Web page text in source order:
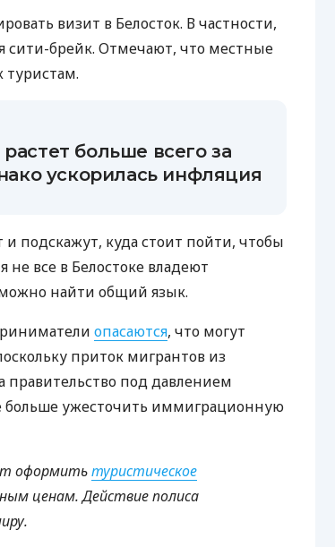
визит в Белосток. В частности,
сити-брейк. Отмечают, что местные
больше всего за
ускорилась инфляция
и подскажут, куда стоит пойти, чтобы
не все в Белостоке владеют
найти общий язык.
опасаются, что могут
приток мигрантов из
под давлением
ужесточить иммиграционную
оформитьтуристическое
ценам. Действие полиса